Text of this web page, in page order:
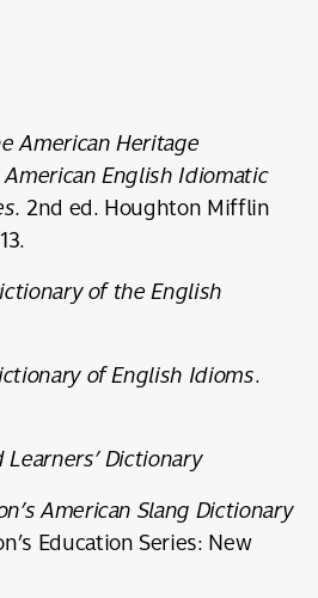
American Heritage
English Idiomatic
2nd ed. Houghton Mifflin
of the English
of English Idioms.
Dictionary
American Slang Dictionary
Education Series: New